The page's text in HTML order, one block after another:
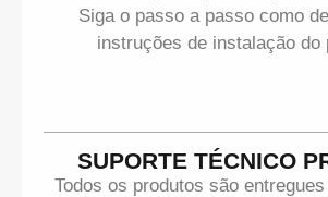
Siga o passo a passo como
instruções de instalação do
SUPORTE TÉCNICO
Todos os produtos são